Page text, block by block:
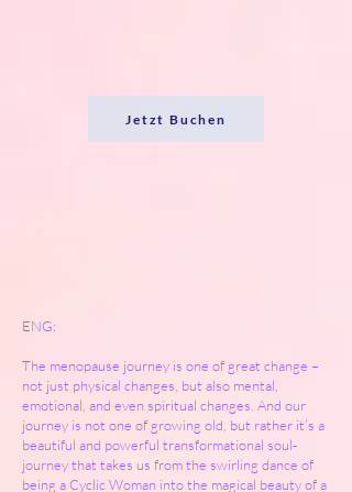
Jetzt Buchen
ENG:
The menopause journey is one of great change –
not just physical changes, but also mental,
emotional, and even spiritual changes. And our
journey is not one of growing old, but rather it’s a
beautiful and powerful transformational soul-
journey that takes us from the swirling dance of
being a Cyclic Woman into the magical beauty of a